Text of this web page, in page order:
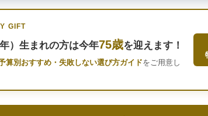
GIFT
年）生まれの方は今年75歳を迎えます！
算別おすすめ・失敗しない選び方ガイドをご用意し